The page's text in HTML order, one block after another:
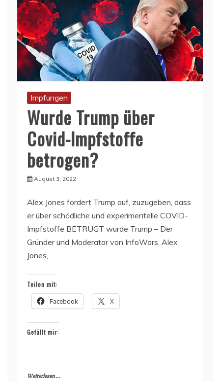
Impfungen
Wurde Trump über
Covid-Impfstoffe
betrogen?
August 3, 2022
Alex Jones fordert Trump auf, zuzugeben, dass
er über schädliche und experimentelle COVID-
Impfstoffe BETRÜGT wurde Trump – Der
Gründer und Moderator von InfoWars, Alex
Jones,
Teilen mit:
Facebook X
Gefällt mir:
Weiterlesen ...